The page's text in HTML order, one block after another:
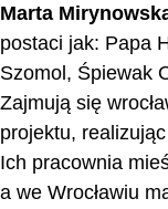
Marta
postaci jak: Papa
Szomol, Śpiewak
Zajmują się
projektu,
Ich pracownia
a we Wrocławiu